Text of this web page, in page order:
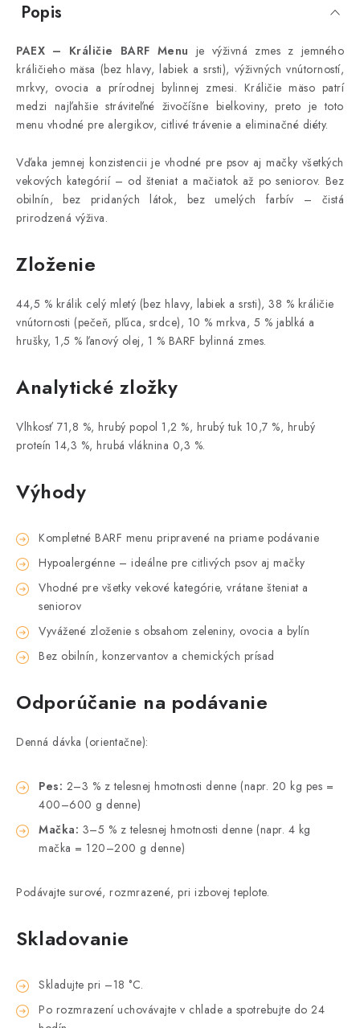
Popis
PAEX – Králičie BARF Menu je výživná zmes z jemného
králičieho mäsa (bez hlavy, labiek a srsti), výživných vnútorností,
mrkvy, ovocia a prírodnej bylinnej zmesi. Králičie mäso patrí
medzi najľahšie stráviteľné živočíšne bielkoviny, preto je toto
menu vhodné pre alergikov, citlivé trávenie a eliminačné diéty.
Vďaka jemnej konzistencii je vhodné pre psov aj mačky všetkých
vekových kategórií – od šteniat a mačiatok až po seniorov. Bez
obilnín, bez pridaných látok, bez umelých farbív – čistá
prirodzená výživa.
Zloženie
44,5 % králik celý mletý (bez hlavy, labiek a srsti), 38 % králičie
vnútornosti (pečeň, pľúca, srdce), 10 % mrkva, 5 % jablká a
hrušky, 1,5 % ľanový olej, 1 % BARF bylinná zmes.
Analytické zložky
Vlhkosť 71,8 %, hrubý popol 1,2 %, hrubý tuk 10,7 %, hrubý
proteín 14,3 %, hrubá vláknina 0,3 %.
Výhody
Kompletné BARF menu pripravené na priame podávanie
Hypoalergénne – ideálne pre citlivých psov aj mačky
Vhodné pre všetky vekové kategórie, vrátane šteniat a
seniorov
Vyvážené zloženie s obsahom zeleniny, ovocia a bylín
Bez obilnín, konzervantov a chemických prísad
Odporúčanie na podávanie
Denná dávka (orientačne):
Pes: 2–3 % z telesnej hmotnosti denne (napr. 20 kg pes =
400–600 g denne)
Mačka: 3–5 % z telesnej hmotnosti denne (napr. 4 kg
mačka = 120–200 g denne)
Podávajte surové, rozmrazené, pri izbovej teplote.
Skladovanie
Skladujte pri –18 °C.
Po rozmrazení uchovávajte v chlade a spotrebujte do 24